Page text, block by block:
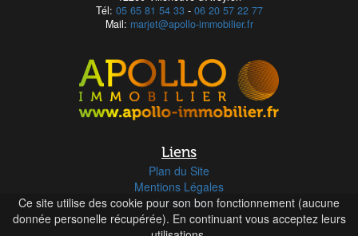
Ce site utilise des cookie pour son bon fonctionnement (aucune
donnée personelle récupérée). En continuant vous acceptez leurs
Tél: 05 65 81 54 33- 06 20 57 22 77
Mail: marjet@apollo-immobilier.fr
Liens
Plan du Site
Mentions Légales
Honoraires